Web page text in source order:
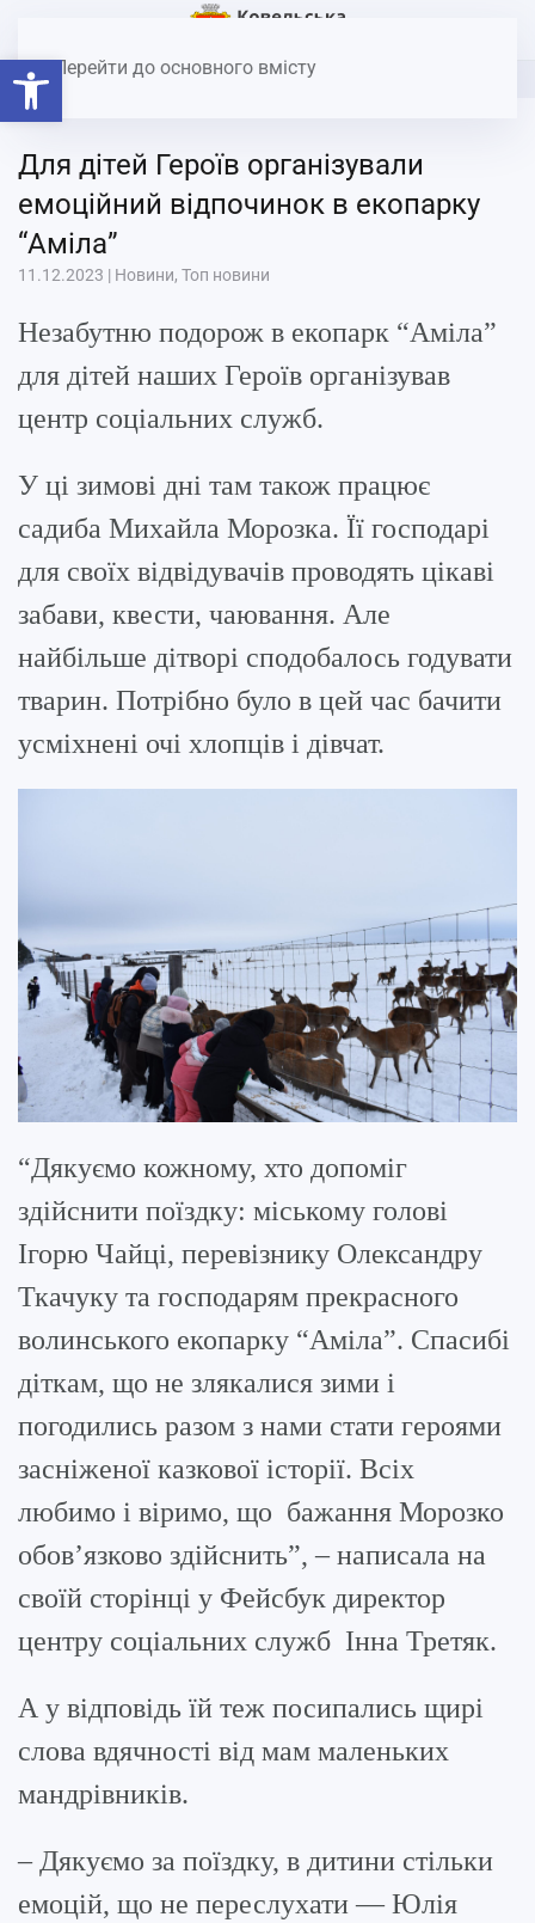
Відкрити Панель інструментів
Перейти до основного вмісту
емоційний відпочинок в екопарку “Аміла”
Для дітей Героїв організували
емоційний відпочинок в екопарку
“Аміла”
11.12.2023 | Новини, Топ новини
Незабутню подорож в екопарк “Аміла”
для дітей наших Героїв організував
центр соціальних служб.
У ці зимові дні там також працює
садиба Михайла Морозка. Її господарі
для своїх відвідувачів проводять цікаві
забави, квести, чаювання. Але
найбільше дітворі сподобалось годувати
тварин. Потрібно було в цей час бачити
усміхнені очі хлопців і дівчат.
“Дякуємо кожному, хто допоміг
здійснити поїздку: міському голові
Ігорю Чайці, перевізнику Олександру
Ткачуку та господарям прекрасного
волинського екопарку “Аміла”. Спасибі
діткам, що не злякалися зими і
погодились разом з нами стати героями
засніженої казкової історії. Всіх
любимо і віримо, що бажання Морозко
обов’язково здійснить”, – написала на
своїй сторінці у Фейсбук директор
центру соціальних служб Інна Третяк.
А у відповідь їй теж посипались щирі
слова вдячності від мам маленьких
мандрівників.
– Дякуємо за поїздку, в дитини стільки
емоцій, що не переслухати — Юлія